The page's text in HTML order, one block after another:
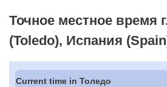
Точное местное время
(Toledo), Испания
Current time in Толедо